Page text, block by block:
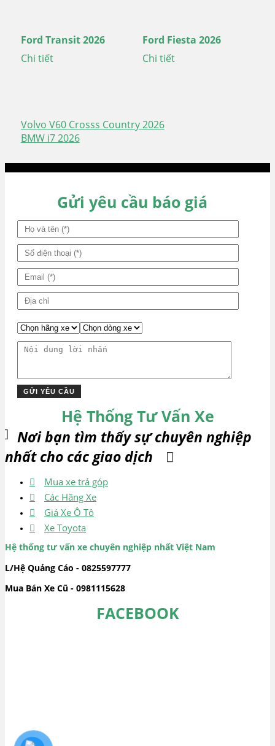
Ford Transit 2026
Chi tiết
Ford Fiesta 2026
Chi tiết
Điều
hướng
Volvo V60 Crosss Country 2026
BMW i7 2026
Gửi yêu cầu báo giá
Hệ Thống Tư Vấn Xe
Nơi bạn tìm thấy sự chuyên nghiệp
nhất cho các giao dịch
Mua xe trả góp
Các Hãng Xe
Giá Xe Ô Tô
Xe Toyota
Hệ thống tư vấn xe chuyên nghiệp nhất Việt Nam
L/Hệ Quảng Cáo - 0825597777
Mua Bán Xe Cũ - 0981115628
FACEBOOK